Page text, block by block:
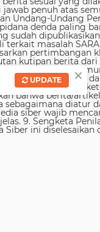
×
UPDATE